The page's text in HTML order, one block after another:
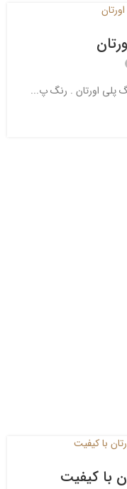
پلی اورتان . رنگ پ...
با کیفیت